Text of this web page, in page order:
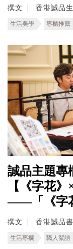
撰文 香港誠品
生活美學 專櫃推薦
誠品主題專
【《字花
——「《字
撰文 香港誠品
生活專欄 職人絮語